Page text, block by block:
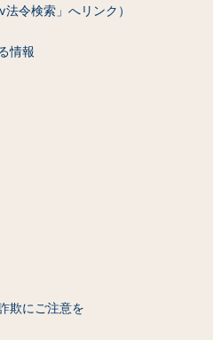
令検索」へリンク）
情報
欺にご注意を